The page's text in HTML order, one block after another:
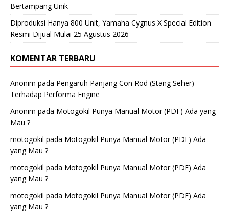
Bertampang Unik
Diproduksi Hanya 800 Unit, Yamaha Cygnus X Special Edition
Resmi Dijual Mulai 25 Agustus 2026
KOMENTAR TERBARU
Anonim pada Pengaruh Panjang Con Rod (Stang Seher)
Terhadap Performa Engine
Anonim pada Motogokil Punya Manual Motor (PDF) Ada yang
Mau ?
motogokil pada Motogokil Punya Manual Motor (PDF) Ada
yang Mau ?
motogokil pada Motogokil Punya Manual Motor (PDF) Ada
yang Mau ?
motogokil pada Motogokil Punya Manual Motor (PDF) Ada
yang Mau ?